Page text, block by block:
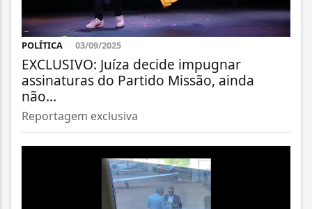
POLÍTICA 03/09/2025
EXCLUSIVO: Juíza decide impugnar
assinaturas do Partido Missão, ainda
não...
Reportagem exclusiva